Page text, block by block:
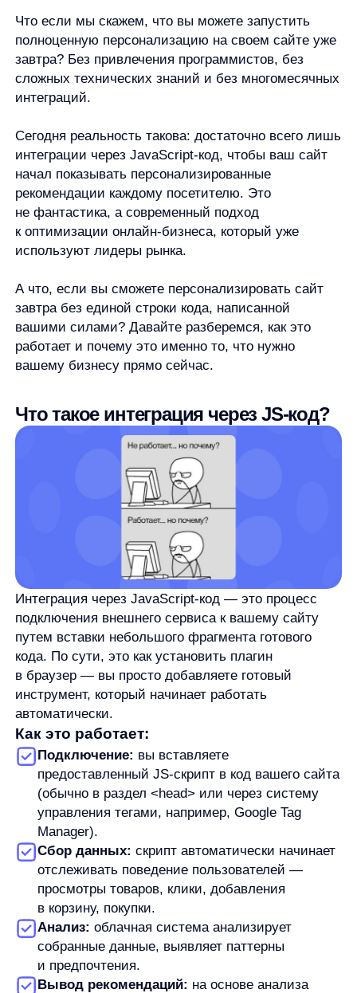
начал показывать персонализированные
рекомендации каждому посетителю. Это
не фантастика, а современный подход
к оптимизации онлайн-бизнеса, который уже
используют лидеры рынка.
завтра без единой строки кода, написанной
вашими силами? Давайте разберемся, как это
вашему бизнесу прямо сейчас.
Что такое интеграция через JS-код?
путем вставки небольшого фрагмента готового
кода. По сути, это как установить плагин
в браузер — вы просто добавляете готовый
инструмент, который начинает работать
вы вставляете
предоставленный JS-скрипт в код вашего сайта
(обычно в раздел <head> или через систему
управления тегами, например, Google Tag
Сбор данных:скрипт автоматически начинает
просмотры товаров, клики, добавления
в корзину, покупки.
Анализ:облачная система анализирует
собранные данные, выявляет паттерны
и предпочтения.
Вывод рекомендаций:
формируются персонализированные блоки
рекомендаций, которые отображаются
в интерфейсе вашего магазина.
Представьте, что вы не меняете двигатель
автомобиля, а просто устанавливаете новую
навигационную систему — машина остается
той же, но становится умнее.
Преимущества JS-интеграции перед
классическими методами: